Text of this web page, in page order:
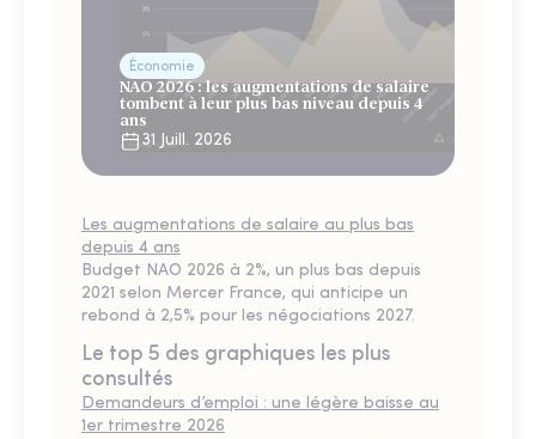
Économie
NAO 2026 : les augmentations de salaire
tombent à leur plus bas niveau depuis 4
ans
31 Juill. 2026
Les augmentations de salaire au plus bas
depuis 4 ans
Budget NAO 2026 à 2%, un plus bas depuis
2021 selon Mercer France, qui anticipe un
rebond à 2,5% pour les négociations 2027.
Le top 5 des graphiques les plus
consultés
Demandeurs d’emploi : une légère baisse au
1er trimestre 2026